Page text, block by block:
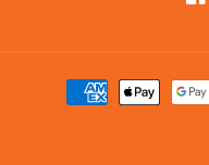
Metode